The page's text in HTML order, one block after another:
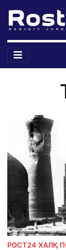
РОСТ24 ХАЛҚ